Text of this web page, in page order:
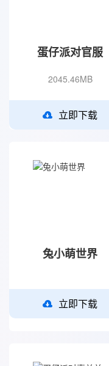
蛋仔派对官服
2045.46MB
立即下载
兔小萌世界
立即下载